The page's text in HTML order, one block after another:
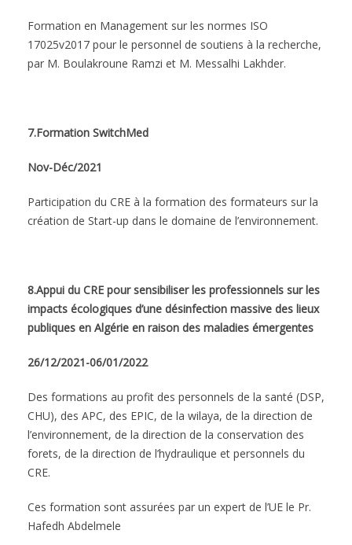
Formation en Management sur les normes ISO
17025v2017 pour le personnel de soutiens à la recherche,
par M. Boulakroune Ramzi et M. Messalhi Lakhder.
7.Formation SwitchMed
Nov-Déc/2021
Participation du CRE à la formation des formateurs sur la
création de Start-up dans le domaine de l’environnement.
8.Appui du CRE pour sensibiliser les professionnels sur les
impacts écologiques d’une désinfection massive des lieux
publiques en Algérie en raison des maladies émergentes
26/12/2021-06/01/2022
Des formations au profit des personnels de la santé (DSP,
CHU), des APC, des EPIC, de la wilaya, de la direction de
l’environnement, de la direction de la conservation des
forets, de la direction de l’hydraulique et personnels du
CRE.
Ces formation sont assurées par un expert de l’UE le Pr.
Hafedh Abdelmele